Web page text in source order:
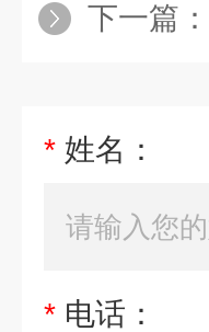
下一篇：
* 姓名：
* 电话：